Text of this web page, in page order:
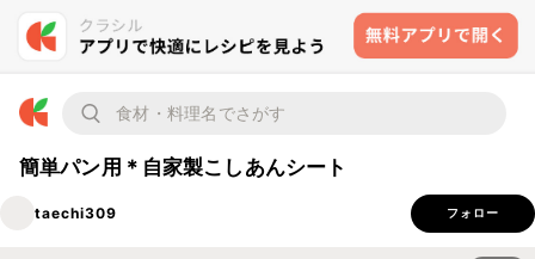
簡単パン用＊自家製こしあんシート
taechi309 フォロー